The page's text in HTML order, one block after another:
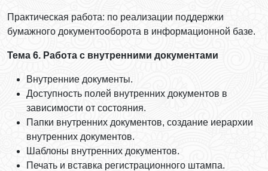
Практическая работа: по реализации поддержки
бумажного документооборота в информационной базе.
Тема 6. Работа с внутренними документами
Внутренние документы.
Доступность полей внутренних документов в
зависимости от состояния.
Папки внутренних документов, создание иерархии
внутренних документов.
Шаблоны внутренних документов.
Печать и вставка регистрационного штампа.